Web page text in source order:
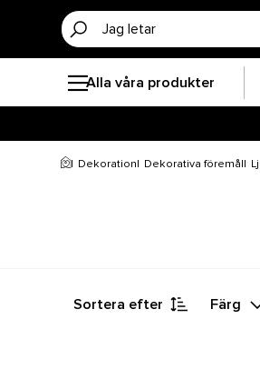
Alla våra produkter
Dekoration Dekorativa föremål
Sortera efter Färg